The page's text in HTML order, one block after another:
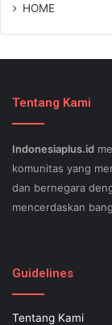
HOME
Tentang Kami
Indonesiaplus.id
komunitas yang
dan bernegara
mencerdaskan
your small
Guidelines
Tentang Kami